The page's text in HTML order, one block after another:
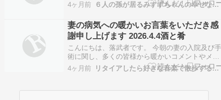
対策にも【小麦粉抜き】推すよ〰️( ,,ÒωÓ,, )ｵｽｯ体
重計から電池取って店まで行ったは良いが買う方
がプラスチックケースで見にくい番号…
4ヶ月前 ６人の孫が居るみすずちゃんの幸せな韓国生活
妻の病気への暖かいお言葉をいただき感
謝申し上げます 2026.4.4酒と肴
こんにちは、落武者です。 今朝の妻の入院及び手
術に関し、多くの皆様から暖かいコメントやメッ
セージをいただき、ここにあらためまして感謝申
し上げます。妻は、いたって元気に過ごしており
ので、買い物、掃除、洗濯等々は次女がやってく
4ヶ月前 リタイアしたら好きな音楽で散歩するんだ